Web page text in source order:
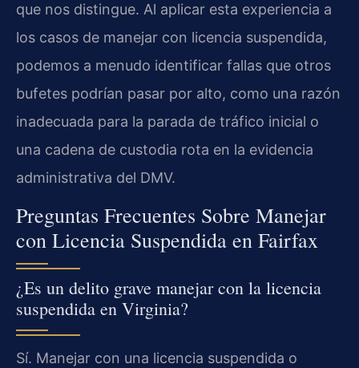
que nos distingue. Al aplicar esta experiencia a
los casos de manejar con licencia suspendida,
podemos a menudo identificar fallas que otros
bufetes podrían pasar por alto, como una razón
inadecuada para la parada de tráfico inicial o
una cadena de custodia rota en la evidencia
administrativa del DMV.
Preguntas Frecuentes Sobre Manejar
con Licencia Suspendida en Fairfax
¿Es un delito grave manejar con la licencia
suspendida en Virginia?
Sí. Manejar con una licencia suspendida o